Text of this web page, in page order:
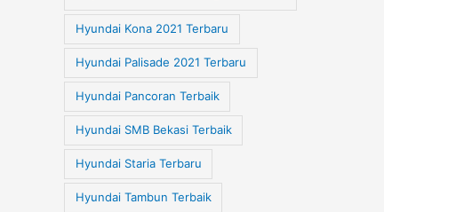
Hyundai Kona 2021 Terbaru
Hyundai Palisade 2021 Terbaru
Hyundai Pancoran Terbaik
Hyundai SMB Bekasi Terbaik
Hyundai Staria Terbaru
Hyundai Tambun Terbaik